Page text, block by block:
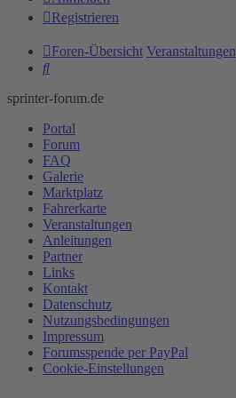
Registrieren
Foren-Übersicht Veranstaltungen
Suche
sprinter-forum.de
Portal
Forum
FAQ
Galerie
Marktplatz
Fahrerkarte
Veranstaltungen
Anleitungen
Partner
Links
Kontakt
Datenschutz
Nutzungsbedingungen
Impressum
Forumsspende per PayPal
Cookie-Einstellungen